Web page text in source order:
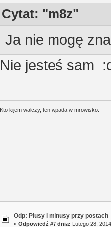
Cytat: "m8z"
Ja nie mogę
Nie jesteś sam
Kto kijem walczy, ten wpada w mrowisko.
Odp: Plusy i minusy przy postach
« Odpowiedź #7 dnia: Lutego 28,